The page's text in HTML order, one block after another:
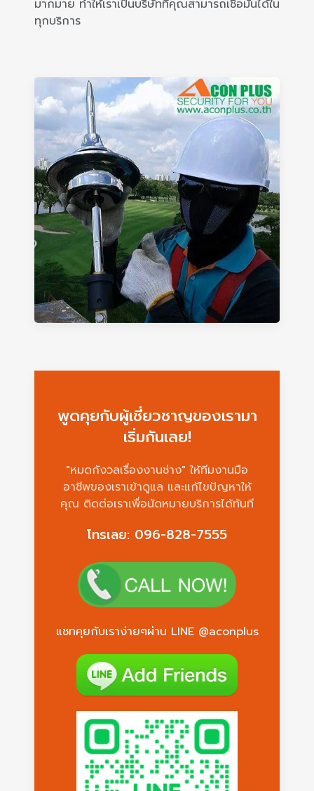
มากมาย ทำให้เราเป็นบริษัทที่คุณสามารถเชื่อมั่นได้ใน
ทุกบริการ
พูดคุยกับผู้เชี่ยวชาญของเรามา
เริ่มกันเลย!
"หมดกังวลเรื่องงานช่าง" ให้ทีมงานมือ
อาชีพของเราเข้าดูแล และแก้ไขปัญหาให้
คุณ ติดต่อเราเพื่อนัดหมายบริการได้ทันที
โทรเลย: 096-828-7555
แชทคุยกับเราง่ายๆผ่าน LINE @aconplus